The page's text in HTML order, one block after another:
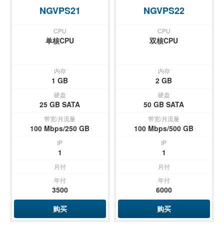
NGVPS21
CPU
单核CPU
内存
1 GB
硬盘
25 GB SATA
带宽/月流量
100 Mbps/250 GB
IP
1
月付
年付
3500
购买
NGVPS22
CPU
双核CPU
内存
2 GB
硬盘
50 GB SATA
带宽/月流量
100 Mbps/500 GB
IP
1
月付
年付
6000
购买